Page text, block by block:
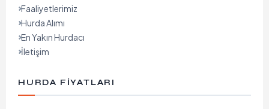
Faaliyetlerimiz
Hurda Alımı
En Yakın Hurdacı
İletişim
HURDA FIYATLARI